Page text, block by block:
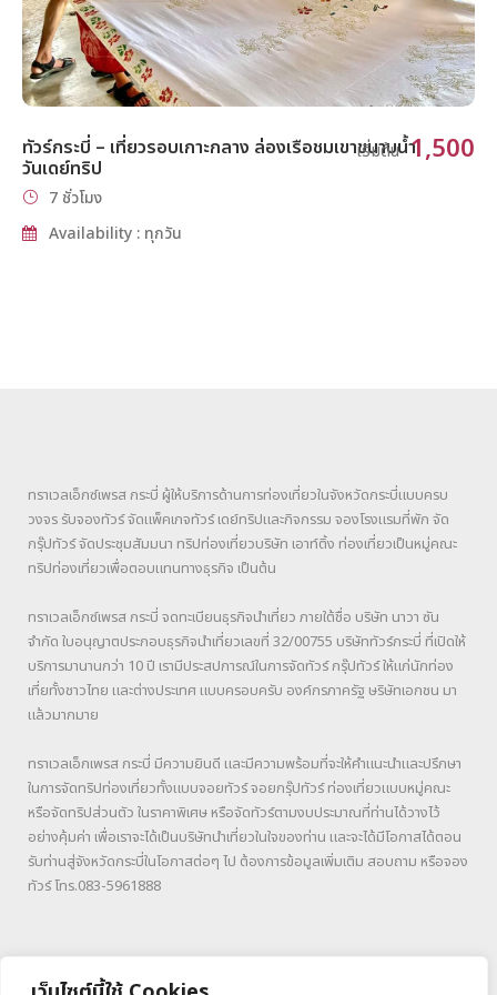
ทัวร์กระบี่ – เที่ยวรอบเกาะกลาง ล่องเรือชมเขาขนาบน้ำ
วันเดย์ทริป
เริ่มต้น 1,500
7 ชั่วโมง
Availability : ทุกวัน
ทราเวลเอ็กซ์เพรส กระบี่ ผู้ให้บริการด้านการท่องเที่ยวในจังหวัดกระบี่แบบครบ
วงจร รับจองทัวร์ จัดแพ็คเกจทัวร์ เดย์ทริปและกิจกรรม จองโรงแรมที่พัก จัด
กรุ๊ปทัวร์ จัดประชุมสัมมนา ทริปท่องเที่ยวบริษัท เอาท์ติ้ง ท่องเที่ยวเป็นหมู่คณะ
ทริปท่องเที่ยวเพื่อตอบแทนทางธุรกิจ เป็นต้น
ทราเวลเอ็กซ์เพรส กระบี่ จดทะเบียนธุรกิจนำเที่ยว ภายใต้ชื่อ บริษัท นาวา ซัน
จำกัด ใบอนุญาตประกอบธุรกิจนำเที่ยวเลขที่ 32/00755 บริษัททัวร์กระบี่ ที่เปิดให้
บริการมานานกว่า 10 ปี เรามีประสปการณ์ในการจัดทัวร์ กรุ๊ปทัวร์ ให้แก่นักท่อง
เที่ยทั้งชาวไทย และต่างประเทศ แบบครอบครับ องค์กรภาครัฐ ษริษัทเอกชน มา
แล้วมากมาย
ทราเวลเอ็กเพรส กระบี่ มีความยินดี และมีความพร้อมที่จะให้คำแนะนำและปรึกษา
ในการจัดทริปท่องเที่ยวทั้งแบบจอยทัวร์ จอยกรุ๊ปทัวร์ ท่องเที่ยวแบบหมู่คณะ
หรือจัดทริปส่วนตัว ในราคาพิเศษ หรือจัดทัวร์ตามงบประมาณที่ท่านได้วางไว้
อย่างคุ้มค่า เพื่อเราจะได้เป็นบริษัทนำเที่ยวในใจของท่าน และจะได้มีโอกาสได้ตอน
รับท่านสู่จังหวัดกระบี่ในโอกาสต่อๆ ไป ต้องการข้อมูลเพิ่มเติม สอบถาม หรือจอง
ทัวร์ โทร.083-5961888